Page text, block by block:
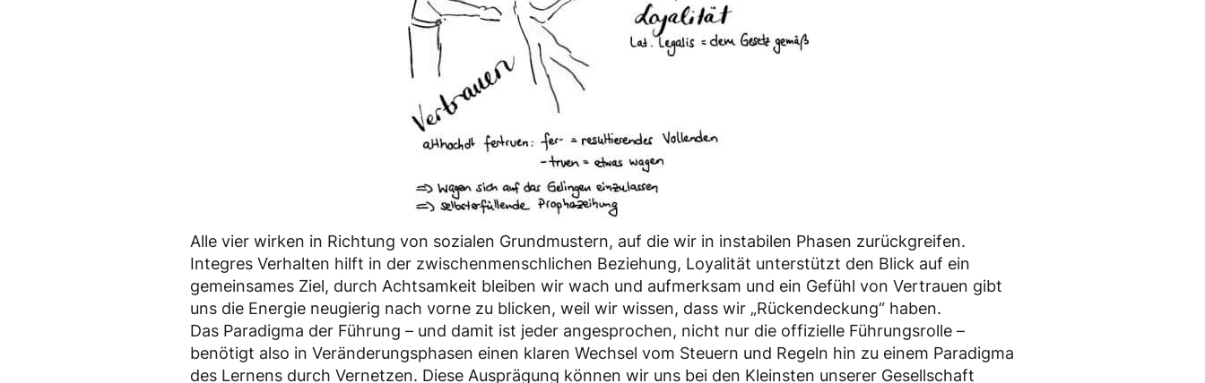
Alle vier wirken in Richtung von sozialen Grundmustern, auf die wir in instabilen Phasen zurückgreifen.
Integres Verhalten hilft in der zwischenmenschlichen Beziehung, Loyalität unterstützt den Blick auf ein
gemeinsames Ziel, durch Achtsamkeit bleiben wir wach und aufmerksam und ein Gefühl von Vertrauen gibt
uns die Energie neugierig nach vorne zu blicken, weil wir wissen, dass wir „Rückendeckung“ haben.
Das Paradigma der Führung – und damit ist jeder angesprochen, nicht nur die offizielle Führungsrolle –
benötigt also in Veränderungsphasen einen klaren Wechsel vom Steuern und Regeln hin zu einem Paradigma
des Lernens durch Vernetzen. Diese Ausprägung können wir uns bei den Kleinsten unserer Gesellschaft